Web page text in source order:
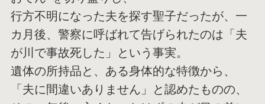
行方不明になった夫を探す聖子だったが、一
カ月後、警察に呼ばれて告げられたのは「夫
が川で事故死した」という事実。
遺体の所持品と、ある身体的な特徴から、
「夫に間違いありません」と認めたものの、